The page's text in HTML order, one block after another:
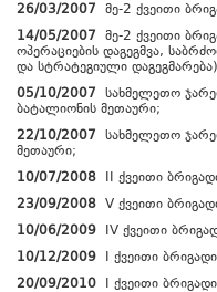
26/03/2007 მე-2 ქვეითი
14/05/2007 მე-2 ქვეითი
ოპერაციების დაგეგმვა,
და სტრატეგიული
05/10/2007 სახმელეთო
ბატალიონის მეთაური;
22/10/2007 სახმელეთო
მეთაური;
10/07/2008
II ქვეითი
23/09/2008 V ქვეითი
10/06/2009
IV ქვეითი
10/12/2009
I ქვეითი
20/09/2010
I ქვეითი